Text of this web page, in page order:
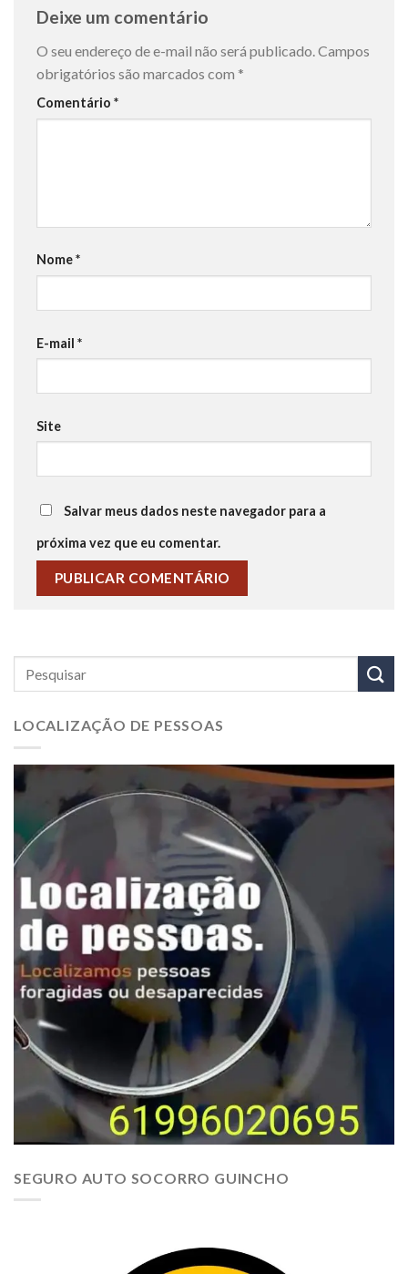
Deixe um comentário
O seu endereço de e-mail não será publicado.Campos
obrigatórios são marcados com *
Comentário *
Nome*
E-mail *
Site
Salvar meus dados neste navegador para a
próxima vez que eu comentar.
LOCALIZAÇÃO DE PESSOAS
SEGURO AUTO SOCORRO GUINCHO